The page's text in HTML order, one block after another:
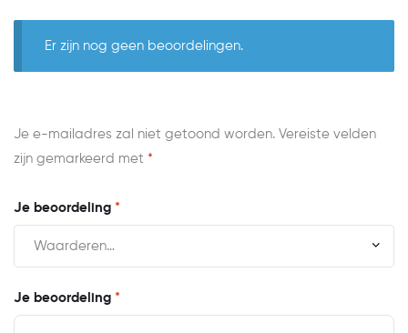
Er zijn nog geen beoordelingen.
Je e-mailadres zal niet getoond worden. Vereiste velden
zijn gemarkeerd met *
Je beoordeling *
Je beoordeling *